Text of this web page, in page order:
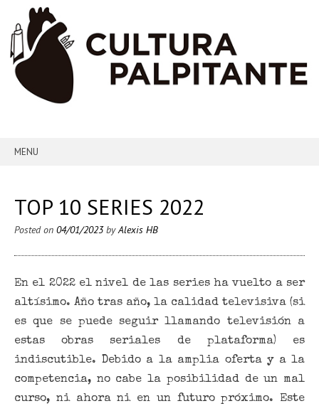
MENU
TOP 10 SERIES 2022
Posted on 04/01/2023byAlexis HB
En el 2022 el nivel de las series ha vuelto a ser
altísimo. Año tras año, la calidad televisiva (si
es que se puede seguir llamando televisión a
estas obras seriales de plataforma) es
indiscutible. Debido a la amplia oferta y a la
competencia, no cabe la posibilidad de un mal
curso, ni ahora ni en un futuro próximo. Este